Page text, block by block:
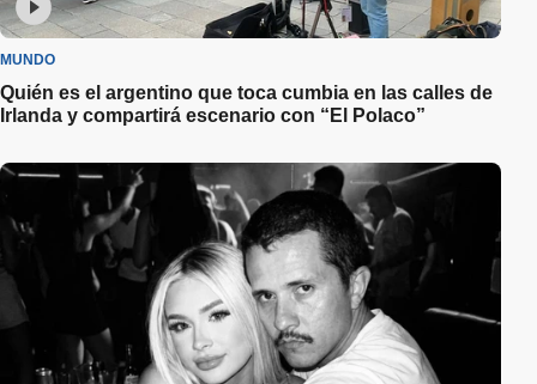
MUNDO
Quién es el argentino que toca cumbia en las calles de
Irlanda y compartirá escenario con “El Polaco”